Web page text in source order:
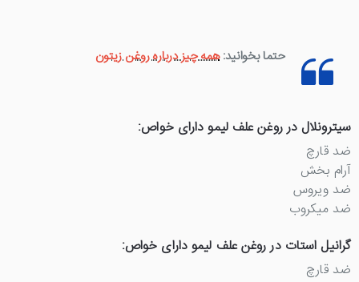
حتما بخوانید:همه چیز درباره روغن زیتون
سیترونلال در روغن علف لیمو دارای خواص:
ضد قارچ
آرام بخش
ضد ویروس
ضد میکروب
گرانیل استات در روغن علف لیمو دارای خواص:
ضد قارچ